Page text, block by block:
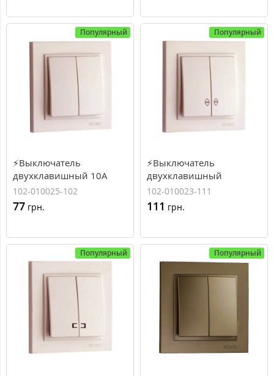
Популярный
⚡Выключатель
двухклавишный 10А
серии Despina (Mono
Electric) Слоновая кость
102-010025-102
77 грн.
Популярный
⚡Выключатель
двухклавишный
проходной 10А серии
Despina (Mono Electric)
Слоновая кость 102-
102-010023-111
111 грн.
Популярный Популярный